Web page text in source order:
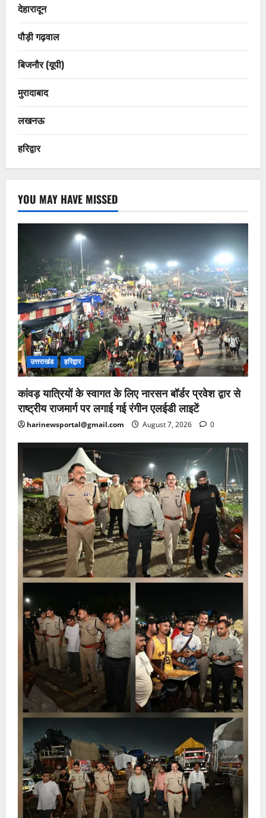
देहारादून
पौड़ी गढ़वाल
बिजनौर (यूपी)
मुरादाबाद
लखनऊ
हरिद्वार
YOU MAY HAVE MISSED
उत्तराखंड हरिद्वार
कांवड़ यात्रियों के स्वागत के लिए नारसन बॉर्डर प्रवेश द्वार से
राष्ट्रीय राजमार्ग पर लगाई गई रंगीन एलईडी लाइटें
harinewsportal@gmail.com August 7, 2026 0